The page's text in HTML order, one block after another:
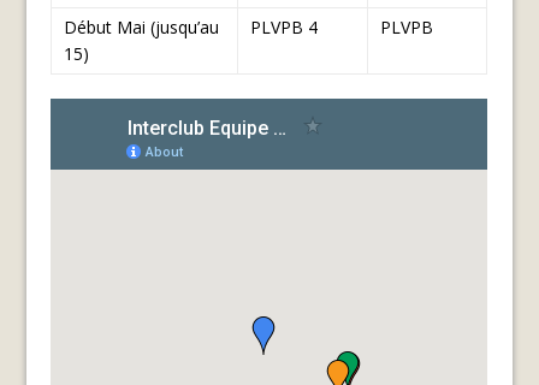
Début Mai (jusqu’au
15)
PLVPB 4 PLVPB